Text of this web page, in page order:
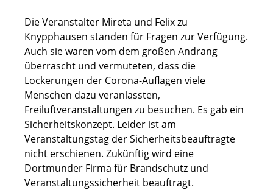
Die Veranstalter Mireta und Felix zu
Knypphausen standen für Fragen zur Verfügung.
Auch sie waren vom dem großen Andrang
überrascht und vermuteten, dass die
Lockerungen der Corona-Auflagen viele
Menschen dazu veranlassten,
Freiluftveranstaltungen zu besuchen. Es gab ein
Sicherheitskonzept. Leider ist am
Veranstaltungstag der Sicherheitsbeauftragte
nicht erschienen. Zukünftig wird eine
Dortmunder Firma für Brandschutz und
Veranstaltungssicherheit beauftragt.